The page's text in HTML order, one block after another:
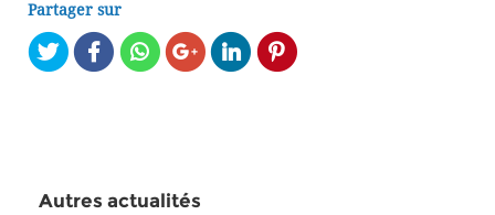
Partager sur
Autres actualités